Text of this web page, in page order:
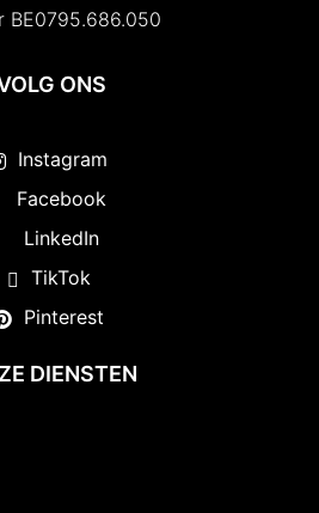
BE0795.686.050
ONS
Instagram
Facebook
LinkedIn
TikTok
Pinterest
DIENSTEN